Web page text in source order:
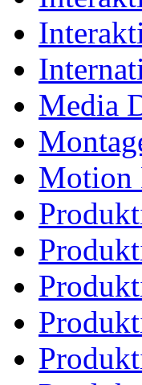
Media
Motion